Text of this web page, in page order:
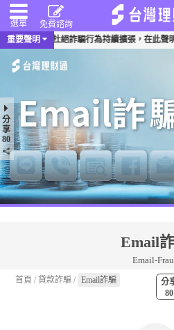
選單 免費諮詢
重要聲明
頻傳，為杜絕詐騙行為持續擴張，在此聲明
Email
Email-
分
80
分
享
80
首頁 / 貸款詐騙 / Email詐騙